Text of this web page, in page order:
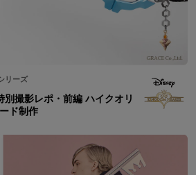
リーズ
別撮影レポ・前編 ハイクオリ
ド制作